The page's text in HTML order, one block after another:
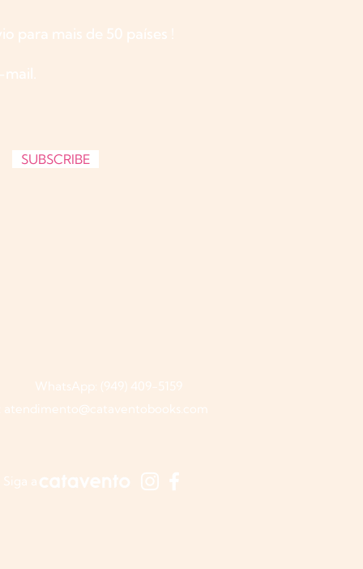
para mais de 50 países !
mail.
SUBSCRIBE
WhatsApp: (949) 409-5159
atendimento@cataventobooks.com
Siga a